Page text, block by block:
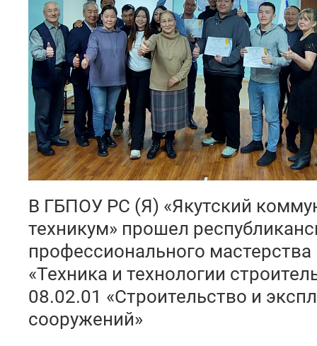
В ГБПОУ РС (Я) «Якутский
техникум» прошел
профессионального
«Техника и технологии
08.02.01 «Строительство и
сооружений»